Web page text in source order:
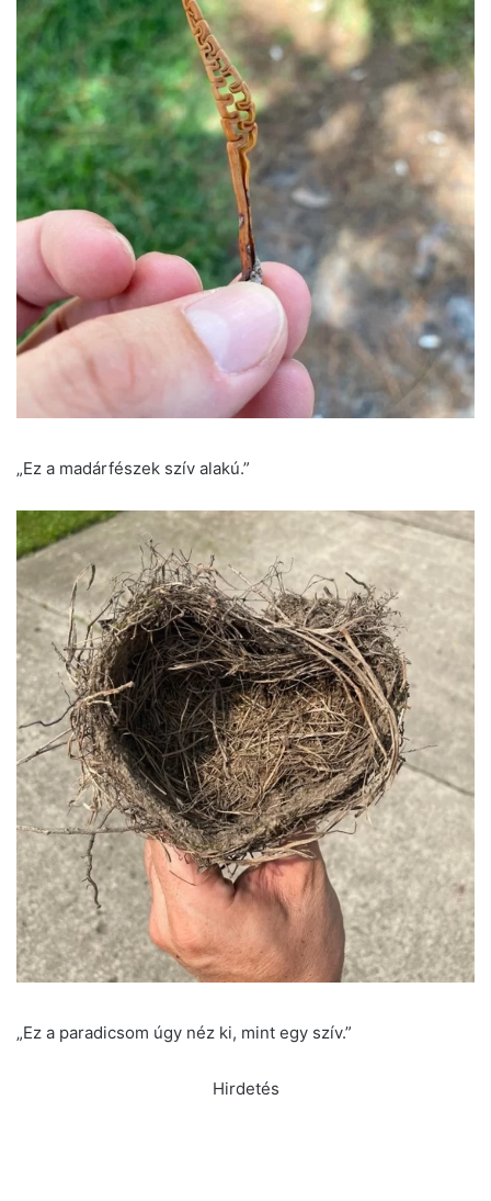
„Ez a madárfészek szív alakú.”
„Ez a paradicsom úgy néz ki, mint egy szív.”
Hirdetés